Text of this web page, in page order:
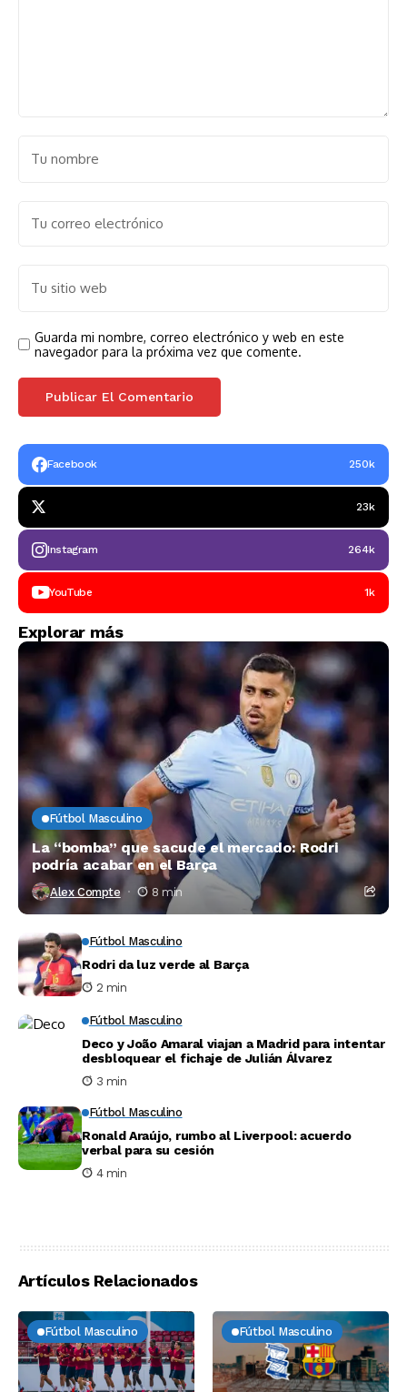
Guarda mi nombre, correo electrónico y web en este
navegador para la próxima vez que comente.
Facebook 250k
23k
Instagram 264k
YouTube 1k
Explorar más
Fútbol Masculino
La “bomba” que sacude el mercado: Rodri
podría acabar en el Barça
Alex Compte 8 min
Fútbol Masculino
Rodri da luz verde al Barça
2 min
Fútbol Masculino
Deco y João Amaral viajan a Madrid para intentar
desbloquear el fichaje de Julián Álvarez
3 min
Fútbol Masculino
Ronald Araújo, rumbo al Liverpool: acuerdo
verbal para su cesión
4 min
Artículos Relacionados
Fútbol Masculino Fútbol Masculino